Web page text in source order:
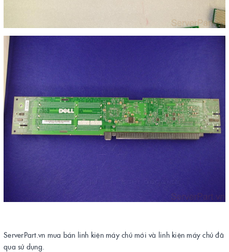
ServerPart.vn mua bán linh kiện máy chủ mới và linh kiện máy chủ đã
qua sử dụng.